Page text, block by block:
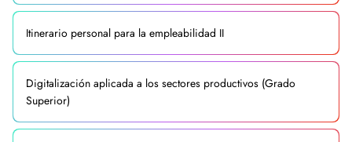
Itinerario personal para la empleabilidad II
Digitalización aplicada a los sectores productivos (Grado
Superior)